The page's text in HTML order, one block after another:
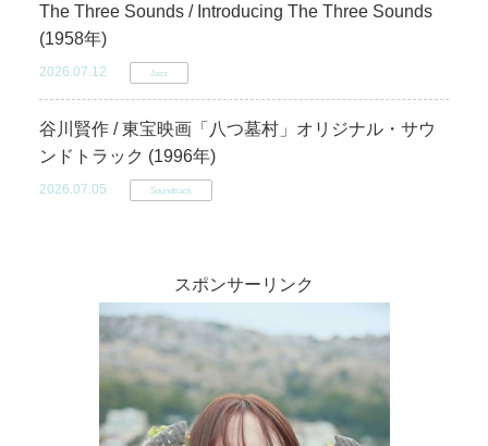
The Three Sounds / Introducing The Three Sounds
(1958年)
2026.07.12 Jazz
谷川賢作 / 東宝映画「八つ墓村」オリジナル・サウ
ンドトラック (1996年)
2026.07.05 Soundtrack
スポンサーリンク